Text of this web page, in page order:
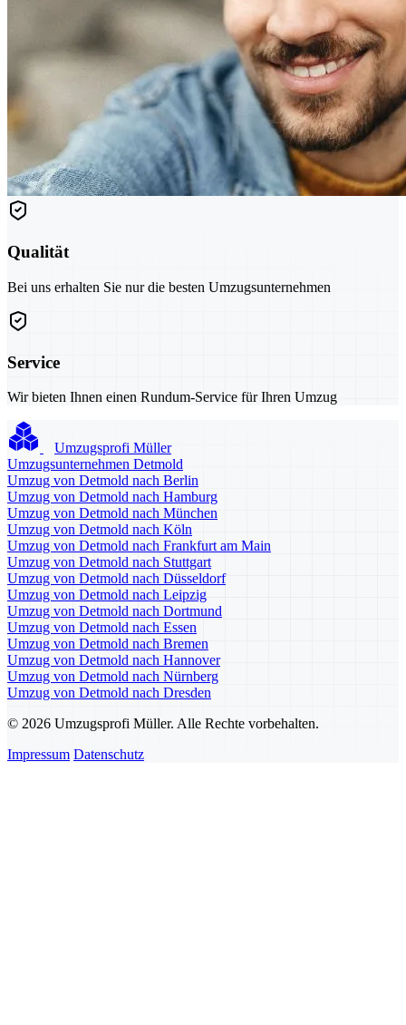
Qualität
Bei uns erhalten Sie nur die besten Umzugsunternehmen
Service
Wir bieten Ihnen einen Rundum-Service für Ihren Umzug
Umzugsprofi Müller
Umzugsunternehmen Detmold
Umzug von Detmold nach Berlin
Umzug von Detmold nach Hamburg
Umzug von Detmold nach München
Umzug von Detmold nach Köln
Umzug von Detmold nach Frankfurt am Main
Umzug von Detmold nach Stuttgart
Umzug von Detmold nach Düsseldorf
Umzug von Detmold nach Leipzig
Umzug von Detmold nach Dortmund
Umzug von Detmold nach Essen
Umzug von Detmold nach Bremen
Umzug von Detmold nach Hannover
Umzug von Detmold nach Nürnberg
Umzug von Detmold nach Dresden
© 2026 Umzugsprofi Müller. Alle Rechte vorbehalten.
Impressum Datenschutz